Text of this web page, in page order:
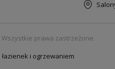
Wszystkie prawa zastrzeżone.
i ogrzewaniem